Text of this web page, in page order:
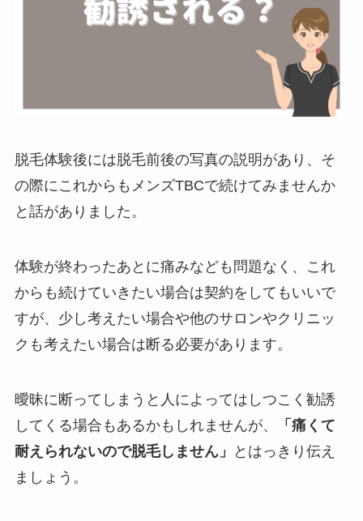
脱毛体験後には脱毛前後の写真の説明があり、そ
の際にこれからもメンズTBCで続けてみませんか
と話がありました。
体験が終わったあとに痛みなども問題なく、これ
からも続けていきたい場合は契約をしてもいいで
すが、少し考えたい場合や他のサロンやクリニッ
クも考えたい場合は断る必要があります。
曖昧に断ってしまうと人によってはしつこく勧誘
してくる場合もあるかもしれませんが、
「痛くて
耐えられないので脱毛しません」
とはっきり伝え
ましょう。